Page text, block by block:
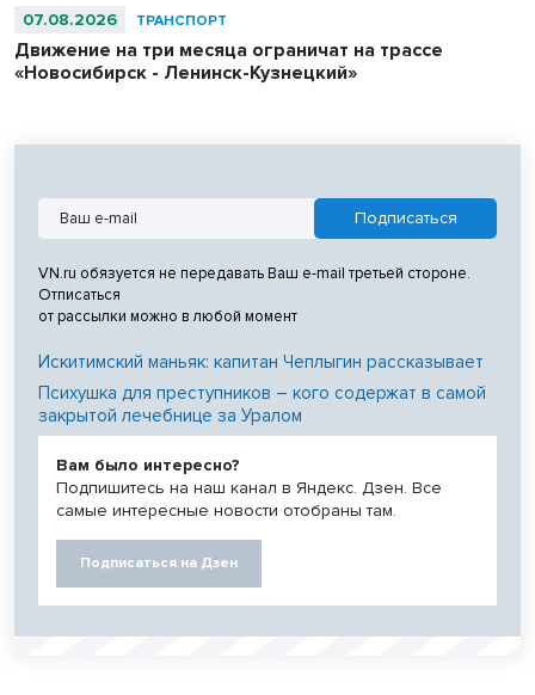
07.08.2026 ТРАНСПОРТ
Движение на три месяца ограничат на трассе
«Новосибирск - Ленинск-Кузнецкий»
VN.ru обязуется не передавать Ваш e-mail третьей стороне.
Отписаться
от рассылки можно в любой момент
Искитимский маньяк: капитан Чеплыгин рассказывает
Психушка для преступников – кого содержат в самой
закрытой лечебнице за Уралом
Вам было интересно?
Подпишитесь на наш канал в Яндекс. Дзен. Все
самые интересные новости отобраны там.
Подписаться на Дзен